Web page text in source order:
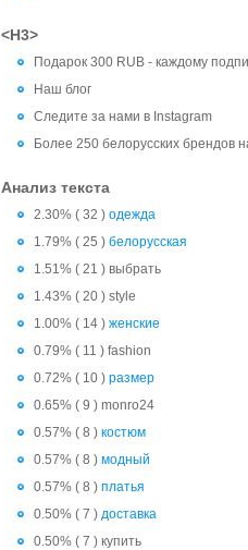
<H3>
Подарок 300 RUB - каждому
Наш блог
Следите за нами в Instagram
Более 250 белорусских брендов
Анализ текста
2.30% ( 32 ) одежда
1.79% ( 25 ) белорусская
1.51% ( 21 ) выбрать
1.43% ( 20 ) style
1.00% ( 14 ) женские
0.79% ( 11 ) fashion
0.72% ( 10 ) размер
0.65% ( 9 ) monro24
0.57% ( 8 ) костюм
0.57% ( 8 ) модный
0.57% ( 8 ) платья
0.50% ( 7 ) доставка
0.50% ( 7 ) купить